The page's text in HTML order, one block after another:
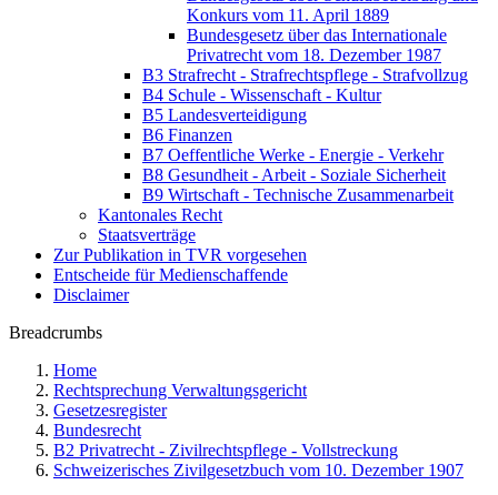
Konkurs vom 11. April 1889
Bundesgesetz über das Internationale
Privatrecht vom 18. Dezember 1987
B3 Strafrecht - Strafrechtspflege - Strafvollzug
B4 Schule - Wissenschaft - Kultur
B5 Landesverteidigung
B6 Finanzen
B7 Oeffentliche Werke - Energie - Verkehr
B8 Gesundheit - Arbeit - Soziale Sicherheit
B9 Wirtschaft - Technische Zusammenarbeit
Kantonales Recht
Staatsverträge
Zur Publikation in TVR vorgesehen
Entscheide für Medienschaffende
Disclaimer
Breadcrumbs
Home
Rechtsprechung Verwaltungsgericht
Gesetzesregister
Bundesrecht
B2 Privatrecht - Zivilrechtspflege - Vollstreckung
Schweizerisches Zivilgesetzbuch vom 10. Dezember 1907